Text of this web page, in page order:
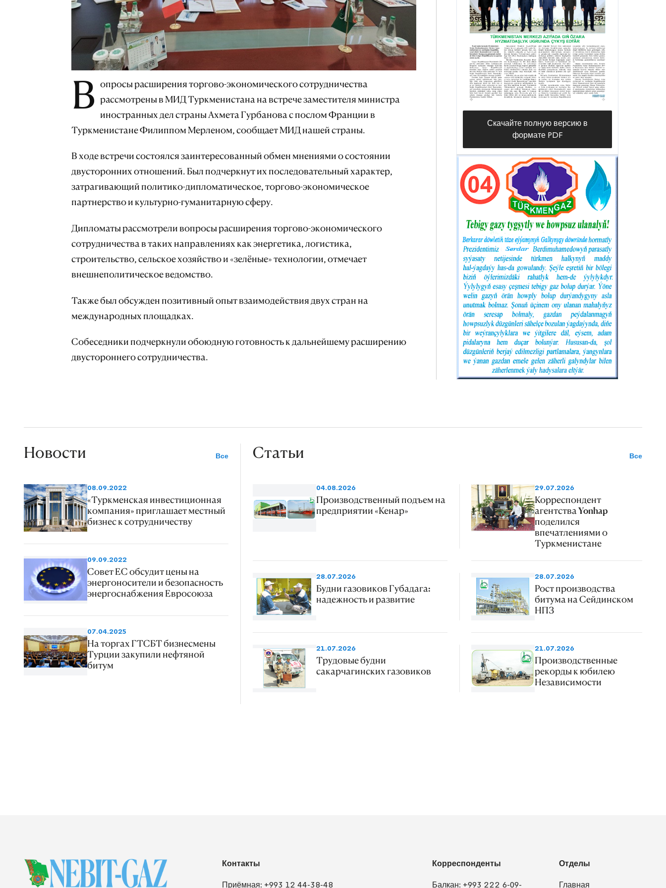
В опросы расширения торгово-экономического сотрудничества
рассмотрены в МИД Туркменистана на встрече заместителя министра
иностранных дел страны Ахмета Гурбанова с послом Франции в
Туркменистане Филиппом Мерленом, сообщает МИД нашей страны.
В ходе встречи состоялся заинтересованный обмен мнениями о состоянии
двусторонних отношений. Был подчеркнут их последовательный характер,
затрагивающий политико-дипломатическое, торгово-экономическое
партнерство и культурно-гуманитарную сферу.
Дипломаты рассмотрели вопросы расширения торгово-экономического
сотрудничества в таких направлениях как энергетика, логистика,
строительство, сельское хозяйство и «зелёные» технологии, отмечает
внешнеполитическое ведомство.
Также был обсужден позитивный опыт взаимодействия двух стран на
международных площадках.
Собеседники подчеркнули обоюдную готовность к дальнейшему расширению
двустороннего сотрудничества.
Скачайте полную версию в
формате PDF
Новости Все
08.09.2022
«Туркменская инвестиционная
компания» приглашает местный
бизнес к сотрудничеству
09.09.2022
Совет ЕС обсудит цены на
энергоносители и безопасность
энергоснабжения Евросоюза
07.04.2025
На торгах ГТСБТ бизнесмены
Турции закупили нефтяной
битум
Статьи Все
04.08.2026
Производственный подъем на
предприятии «Кенар»
29.07.2026
Корреспондент
агентства Yonhap
поделился
впечатлениями о
Туркменистане
28.07.2026
Будни газовиков Губадага:
надежность и развитие
28.07.2026
Рост производства
битума на Сейдинском
НПЗ
21.07.2026
Трудовые будни
сакарчагинских газовиков
21.07.2026
Производственные
рекорды к юбилею
Независимости
Контакты
Приёмная: +993 12 44-38-48
Корреспонденты
Балкан: +993 222 6-09-
Отделы
Главная